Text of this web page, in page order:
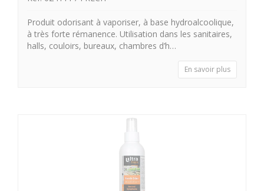
Produit odorisant à vaporiser, à base hydroalcoolique,
à très forte rémanence. Utilisation dans les sanitaires,
halls, couloirs, bureaux, chambres d’h…
En savoir plus